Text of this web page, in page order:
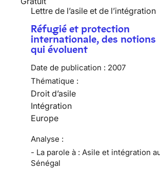
Lettre de l’asile et de l’intégration
Réfugié et protection
internationale, des notions
qui évoluent
Date de publication : 2007
Thématique :
Droit d’asile
Intégration
Europe
Analyse :
- La parole à : Asile et intégration
Sénégal